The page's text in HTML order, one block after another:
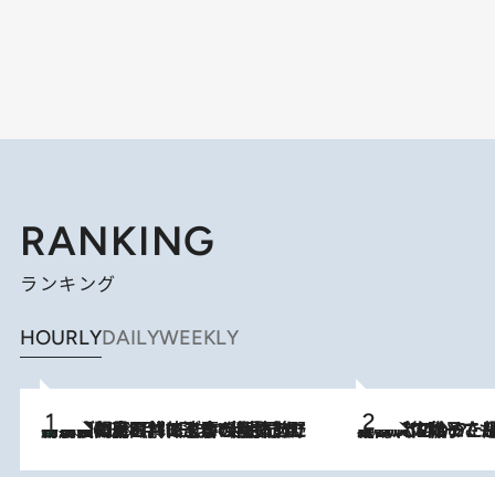
RANKING
ランキング
HOURLYDAILYWEEKLY
2026.8.8
「最後に見られてよかった」上野動物園の東園パンダ舎が解体前に特別公開。8月16日まで延長されたパネル展と共に辿る“半世紀”のパンダ飼育《解体工事の図面あり》 2026.8.5
【阿川佐和子さんの年とる力】なぜ70代で始めた趣味は“こんなに楽しい”のか？ ピアノ、俳句…スランプに陥っても続けられる“ある秘訣”とは